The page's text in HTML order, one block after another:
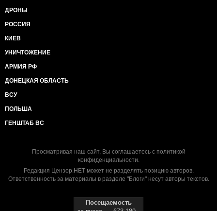
ДРОНЫ
РОССИЯ
КИЕВ
УНИЧТОЖЕНИЕ
АРМИЯ РФ
ДОНЕЦКАЯ ОБЛАСТЬ
ВСУ
ПОЛЬША
ГЕНШТАБ ВС
Просматривая наш сайт, Вы соглашаетесь с политикой
конфиденциальности.
Редакция Цензор.НЕТ может не разделять позицию авторов.
Ответственность за материалы в разделе "Блоги" несут авторы текстов.
Посещаемость